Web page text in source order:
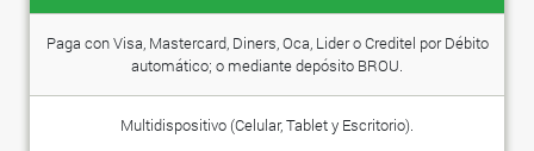
Paga con Visa, Mastercard, Diners, Oca, Lider o Creditel por Débito
automático; o mediante depósito BROU.
Multidispositivo (Celular, Tablet y Escritorio).